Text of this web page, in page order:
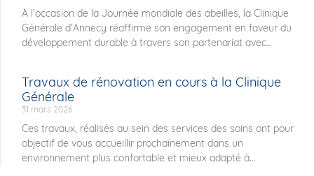
À l’occasion de la Journée mondiale des abeilles, la Clinique
Générale d’Annecy réaffirme son engagement en faveur du
développement durable à travers son partenariat avec
Travaux de rénovation en cours à la Clinique
Générale
31 mars 2026
Ces travaux, réalisés au sein des services des soins ont pour
objectif de vous accueillir prochainement dans un
environnement plus confortable et mieux adapté à